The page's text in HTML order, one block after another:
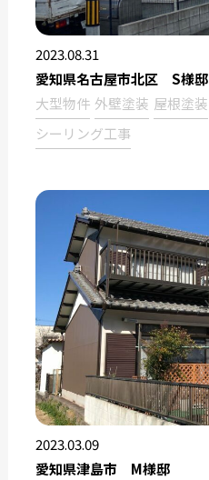
2023.08.31
愛知県名古屋市北区 S様邸
大型物件 外壁塗装 屋根塗装
シーリング工事
2023.03.09
愛知県津島市 M様邸